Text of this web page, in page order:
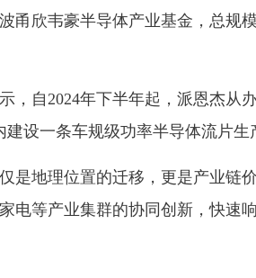
甬欣韦豪半导体产业基金，总规
自2024年下半年起，派恩杰从
设一条车规级功率半导体流片生
地理位置的迁移，更是产业链
电等产业集群的协同创新，快速